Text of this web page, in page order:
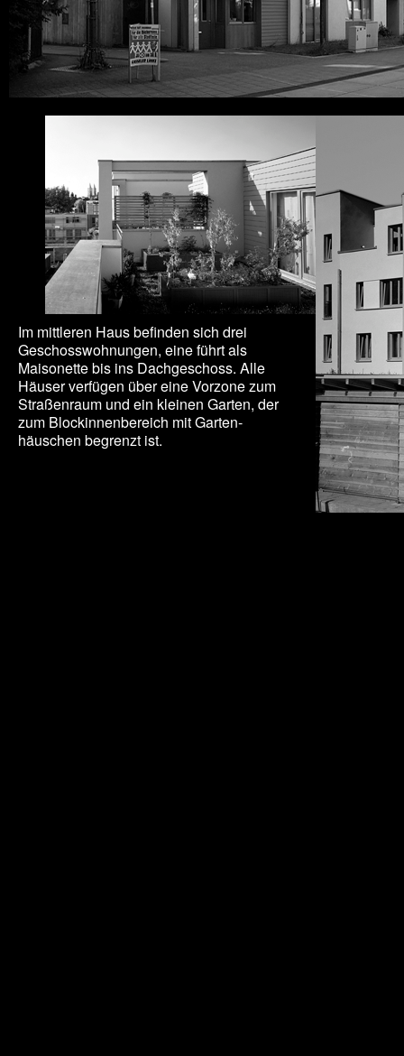
Im mittleren Haus befinden sich drei
Geschosswohnungen, eine führt als
Maisonette bis ins Dachgeschoss. Alle
Häuser verfügen über eine Vorzone zum
Straßenraum und ein kleinen Garten, der
zum Blockinnenbereich mit Garten­
häuschen begrenzt ist.